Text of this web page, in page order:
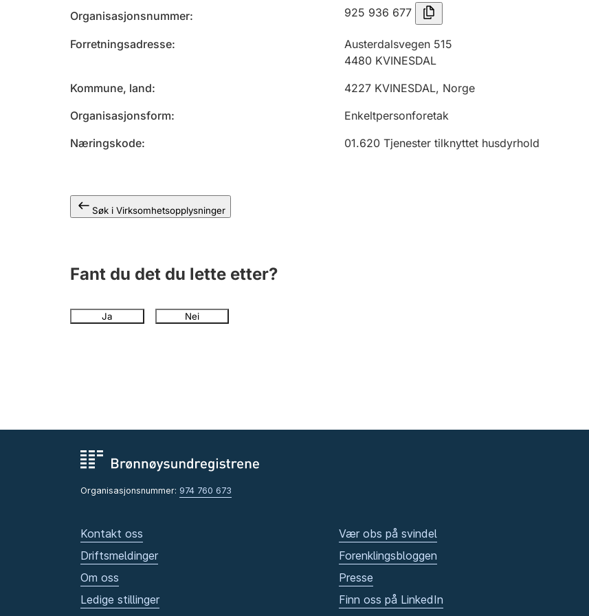
Organisasjonsnummer 925 936 677
Forretningsadresse
Austerdalsvegen 515
4480 KVINESDAL
Kommune, land
4227 KVINESDAL, Norge
Organisasjonsform
Enkeltpersonforetak
Næringskode
01.620 Tjenester tilknyttet husdyrhold
Søk i Virksomhetsopplysninger
Fant du det du lette etter?
Ja Nei
Organisasjonsnummer: 974 760 673
Kontakt oss
Driftsmeldinger
Om oss
Ledige stillinger
Vær obs på svindel
Forenklingsbloggen
Presse
Finn oss på LinkedIn